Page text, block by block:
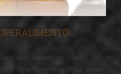
considerada un tesoro
durante generaciones, desde